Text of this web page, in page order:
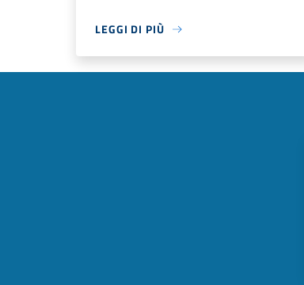
LEGGI DI PIÙ